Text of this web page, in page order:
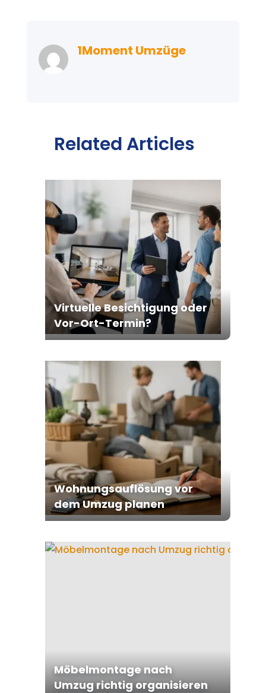
1Moment Umzüge
Related Articles
Virtuelle Besichtigung oder
Vor-Ort-Termin?
Wohnungsauflösung vor
dem Umzug planen
Möbelmontage nach
Umzug richtig organisieren